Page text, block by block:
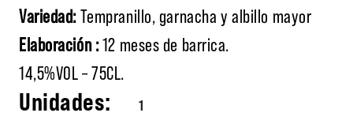
Variedad:Tempranillo, garnacha y albillo mayor
Elaboración :12 meses de barrica.
14,5%VOL – 75CL.
Parajes de Callejo cantidad